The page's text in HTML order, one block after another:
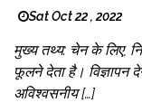
Sat Oct 22 , 2022
मुख्य तथ्य: चेन के लिए,
फूलने देता है। विज्ञापन
अविश्वसनीय […]